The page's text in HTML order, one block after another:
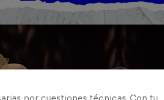
por cuestiones técnicas. Con tu